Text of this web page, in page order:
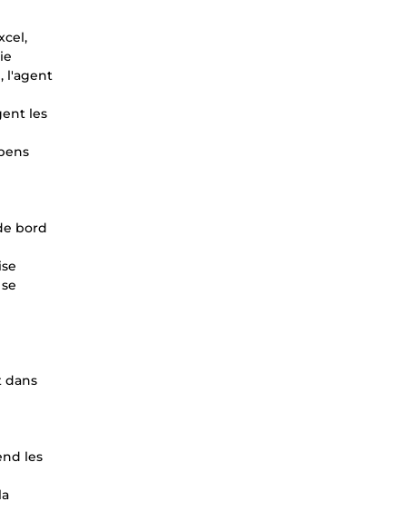
l'agent
les
bord
dans
les